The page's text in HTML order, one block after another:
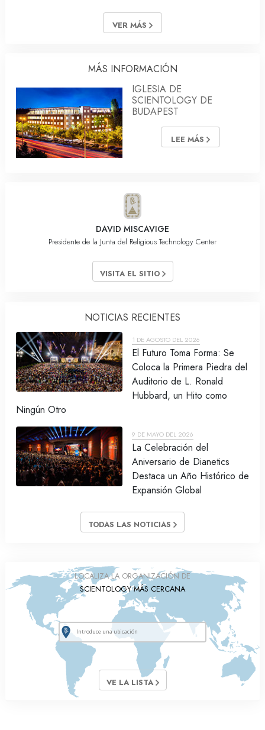
VER MÁS
MÁS INFORMACIÓN
IGLESIA DE
SCIENTOLOGY DE
BUDAPEST
LEE MÁS
DAVID MISCAVIGE
Presidente de la Junta del Religious Technology Center
VISITA EL SITIO
NOTICIAS RECIENTES
1 DE AGOSTO DEL 2026
El Futuro Toma Forma: Se
Coloca la Primera Piedra del
Auditorio de L. Ronald
Hubbard, un Hito como
Ningún Otro
9 DE MAYO DEL 2026
La Celebración del
Aniversario de Dianetics
Destaca un Año Histórico de
Expansión Global
TODAS LAS NOTICIAS
LOCALIZA LA ORGANIZACIÓN DE
SCIENTOLOGY MÁS CERCANA
VE LA LISTA